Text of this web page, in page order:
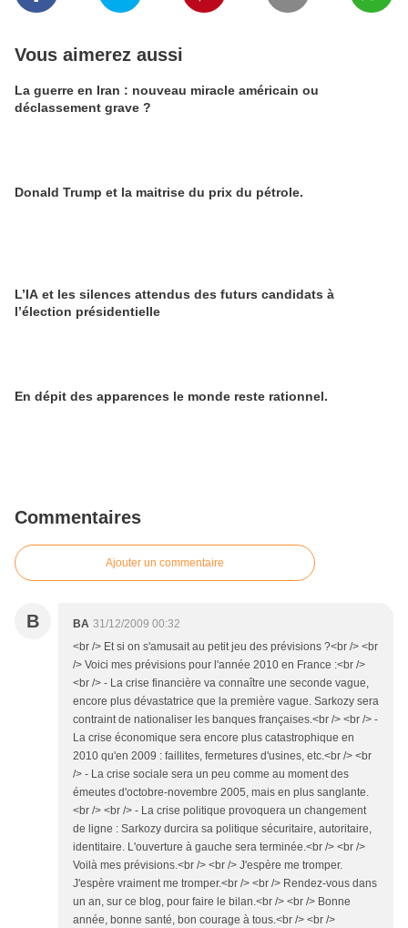
Vous aimerez aussi
La guerre en Iran : nouveau miracle américain ou
déclassement grave ?
Donald Trump et la maitrise du prix du pétrole.
L’IA et les silences attendus des futurs candidats à
l’élection présidentielle
En dépit des apparences le monde reste rationnel.
Commentaires
Ajouter un commentaire
B BA 31/12/2009 00:32
<br /> Et si on s'amusait au petit jeu des prévisions ?<br /> <br
/> Voici mes prévisions pour l'année 2010 en France :<br />
<br /> - La crise financière va connaître une seconde vague,
encore plus dévastatrice que la première vague. Sarkozy sera
contraint de nationaliser les banques françaises.<br /> <br /> -
La crise économique sera encore plus catastrophique en
2010 qu'en 2009 : faillites, fermetures d'usines, etc.<br /> <br
/> - La crise sociale sera un peu comme au moment des
émeutes d'octobre-novembre 2005, mais en plus sanglante.
<br /> <br /> - La crise politique provoquera un changement
de ligne : Sarkozy durcira sa politique sécuritaire, autoritaire,
identitaire. L'ouverture à gauche sera terminée.<br /> <br />
Voilà mes prévisions.<br /> <br /> J'espère me tromper.
J'espère vraiment me tromper.<br /> <br /> Rendez-vous dans
un an, sur ce blog, pour faire le bilan.<br /> <br /> Bonne
année, bonne santé, bon courage à tous.<br /> <br />